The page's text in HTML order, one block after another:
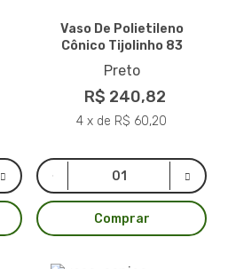
Vaso De Polietileno
Cônico Tijolinho 83
Preto
R$ 240,82
4 x de R$ 60,20
Comprar